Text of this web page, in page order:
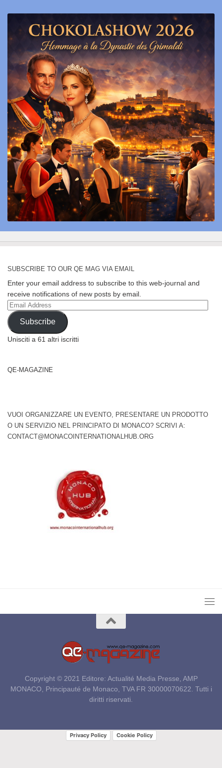
SUBSCRIBE TO OUR QE MAG VIA EMAIL
Enter your email address to subscribe to this web-journal and
receive notifications of new posts by email.
Email
Address
Subscribe
Unisciti a 61 altri iscritti
QE-MAGAZINE
VUOI ORGANIZZARE UN EVENTO, PRESENTARE UN PRODOTTO
O UN SERVIZIO NEL PRINCIPATO DI MONACO? SCRIVI A:
CONTACT@MONACOINTERNATIONALHUB.ORG
Copyright © 2021 Editore: Actualité Media Presse, AMP
MONACO, Principauté de Monaco, TVA FR 30000070622. Tutti i
diritti riservati.
Privacy Policy Cookie Policy